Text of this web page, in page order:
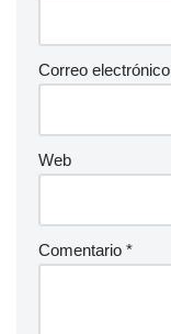
Correo electrónico
Web
Comentario *